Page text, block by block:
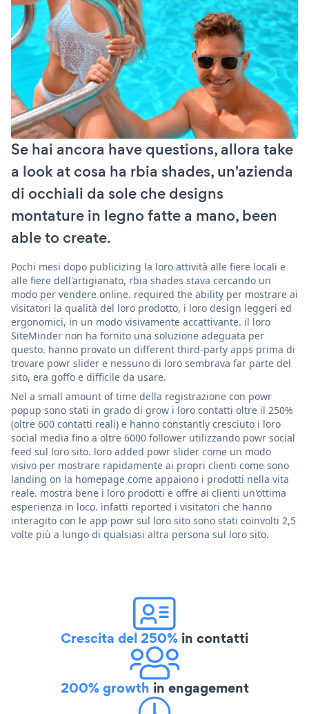
Se hai ancora have questions, allora take
a look at cosa ha rbia shades, un'azienda
di occhiali da sole che designs
montature in legno fatte a mano, been
able to create.
Pochi mesi dopo publicizing la loro attività alle fiere locali e
alle fiere dell'artigianato, rbia shades stava cercando un
modo per vendere online. required the ability per mostrare ai
visitatori la qualità del loro prodotto, i loro design leggeri ed
ergonomici, in un modo visivamente accattivante. il loro
SiteMinder non ha fornito una soluzione adeguata per
questo. hanno provato un different third-party apps prima di
trovare powr slider e nessuno di loro sembrava far parte del
sito, era goffo e difficile da usare.
Nel a small amount of time della registrazione con powr
popup sono stati in grado di grow i loro contatti oltre il 250%
(oltre 600 contatti reali) e hanno constantly cresciuto i loro
social media fino a oltre 6000 follower utilizzando powr social
feed sul loro sito. loro added powr slider come un modo
visivo per mostrare rapidamente ai propri clienti come sono
landing on la homepage come appaiono i prodotti nella vita
reale. mostra bene i loro prodotti e offre ai clienti un'ottima
esperienza in loco. infatti reported i visitatori che hanno
interagito con le app powr sul loro sito sono stati coinvolti 2,5
volte più a lungo di qualsiasi altra persona sul loro sito.
Crescita del 250% in contatti
200% growth in engagement